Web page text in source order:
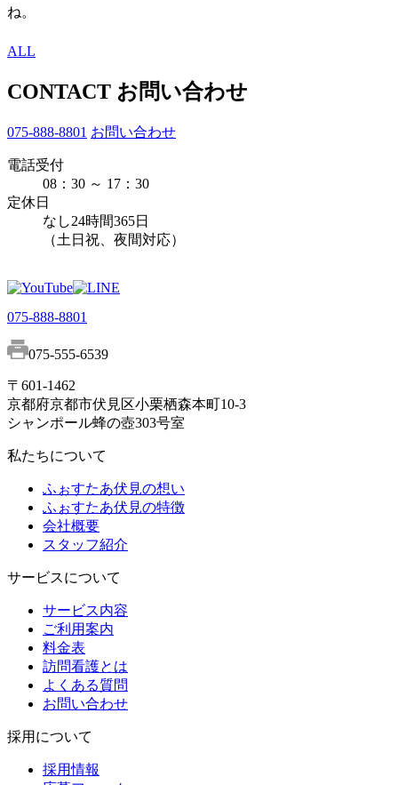
ね。
ALL
CONTACT お問い合わせ
075-888-8801 お問い合わせ
電話受付
08：30 ～ 17：30
定休日
なし24時間365日
（土日祝、夜間対応）
075-888-8801
075-555-6539
〒601-1462
京都府京都市伏見区小栗栖森本町10-3
シャンポール蜂の壺303号室
私たちについて
ふぉすたあ伏見の想い
ふぉすたあ伏見の特徴
会社概要
スタッフ紹介
サービスについて
サービス内容
ご利用案内
料金表
訪問看護とは
よくある質問
お問い合わせ
採用について
採用情報